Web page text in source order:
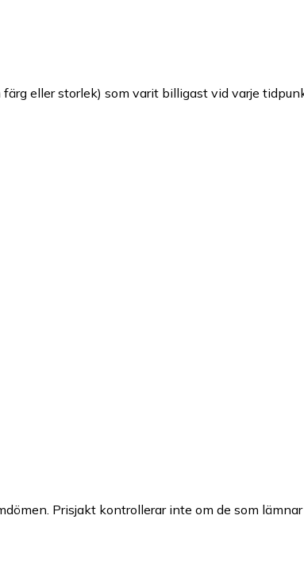
eller storlek) som varit billigast vid varje
Prisjakt kontrollerar inte om de som